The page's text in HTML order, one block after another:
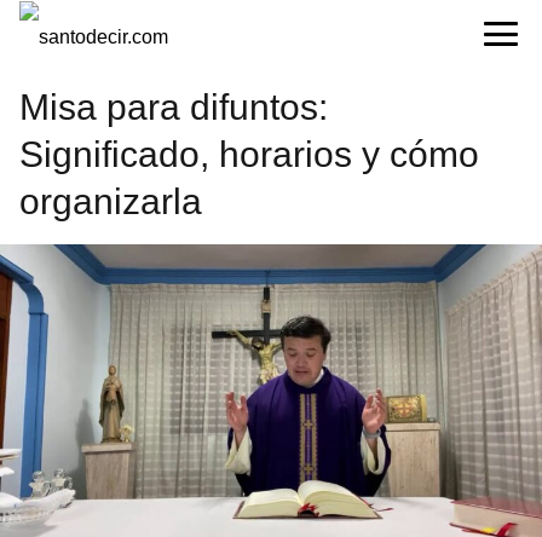
Misa para difuntos:
Significado, horarios y cómo
organizarla